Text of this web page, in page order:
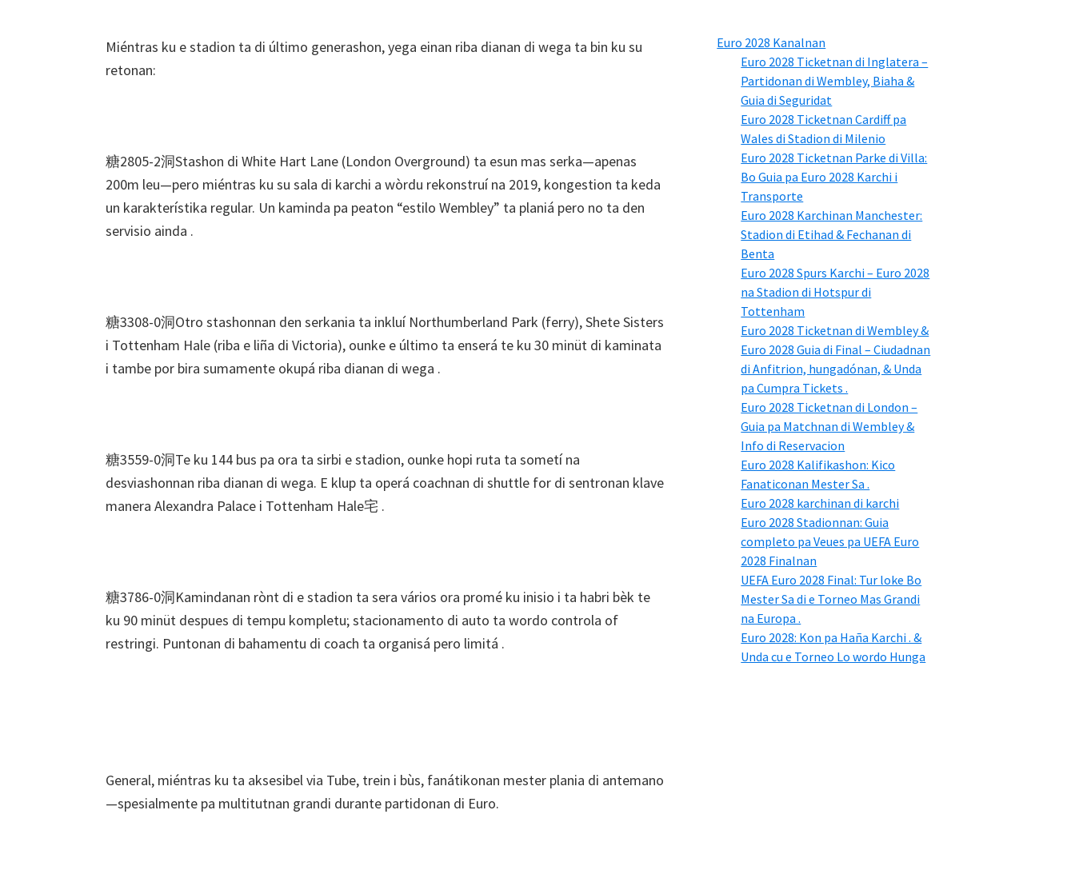
Miéntras ku e stadion ta di último generashon, yega einan riba dianan di wega ta bin ku su
retonan:
糖2805-2洞Stashon di White Hart Lane (London Overground) ta esun mas serka—apenas
200m leu—pero miéntras ku su sala di karchi a wòrdu rekonstruí na 2019, kongestion ta keda
un karakterístika regular. Un kaminda pa peaton “estilo Wembley” ta planiá pero no ta den
servisio ainda .
糖3308-0洞Otro stashonnan den serkania ta inkluí Northumberland Park (ferry), Shete Sisters
i Tottenham Hale (riba e liña di Victoria), ounke e último ta enserá te ku 30 minüt di kaminata
i tambe por bira sumamente okupá riba dianan di wega .
糖3559-0洞Te ku 144 bus pa ora ta sirbi e stadion, ounke hopi ruta ta sometí na
desviashonnan riba dianan di wega. E klup ta operá coachnan di shuttle for di sentronan klave
manera Alexandra Palace i Tottenham Hale宅 .
糖3786-0洞Kamindanan rònt di e stadion ta sera vários ora promé ku inisio i ta habri bèk te
ku 90 minüt despues di tempu kompletu; stacionamento di auto ta wordo controla of
restringi. Puntonan di bahamentu di coach ta organisá pero limitá .
General, miéntras ku ta aksesibel via Tube, trein i bùs, fanátikonan mester plania di antemano
—spesialmente pa multitutnan grandi durante partidonan di Euro.
Euro 2028 Kanalnan
Euro 2028 Ticketnan di Inglatera –
Partidonan di Wembley, Biaha &
Guia di Seguridat
Euro 2028 Ticketnan Cardiff pa
Wales di Stadion di Milenio
Euro 2028 Ticketnan Parke di Villa:
Bo Guia pa Euro 2028 Karchi i
Transporte
Euro 2028 Karchinan Manchester:
Stadion di Etihad & Fechanan di
Benta
Euro 2028 Spurs Karchi – Euro 2028
na Stadion di Hotspur di
Tottenham
Euro 2028 Ticketnan di Wembley &
Euro 2028 Guia di Final – Ciudadnan
di Anfitrion, hungadónan, & Unda
pa Cumpra Tickets .
Euro 2028 Ticketnan di London –
Guia pa Matchnan di Wembley &
Info di Reservacion
Euro 2028 Kalifikashon: Kico
Fanaticonan Mester Sa .
Euro 2028 karchinan di karchi
Euro 2028 Stadionnan: Guia
completo pa Veues pa UEFA Euro
2028 Finalnan
UEFA Euro 2028 Final: Tur loke Bo
Mester Sa di e Torneo Mas Grandi
na Europa .
Euro 2028: Kon pa Haña Karchi . &
Unda cu e Torneo Lo wordo Hunga